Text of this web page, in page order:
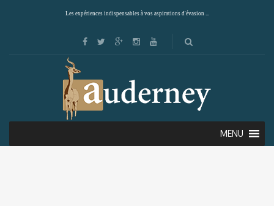
Les expériences indispensables à vos aspirations d'évasion ...
MENU